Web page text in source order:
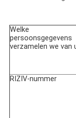
Welke
persoonsgegevens
verzamelen we van
RIZIV-nummer